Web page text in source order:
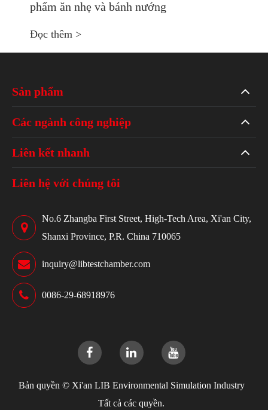
phẩm ăn nhẹ và bánh nướng
Đọc thêm >
Sản phẩm
Các ngành công nghiệp
Liên kết nhanh
Liên hệ với chúng tôi
No.6 Zhangba First Street, High-Tech Area, Xi'an City,
Shanxi Province, P.R. China 710065
inquiry@libtestchamber.com
0086-29-68918976
Bản quyền © Xi'an LIB Environmental Simulation Industry
Tất cả các quyền.